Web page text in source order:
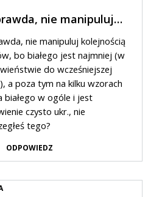
nie manipuluj…
nie manipuluj kolejnością
bo białego jest najmniej (w
do wcześniejszej
a poza tym na kilku wzorach
białego w ogóle i jest
czysto ukr., nie
tego?
ODPOWIEDZ